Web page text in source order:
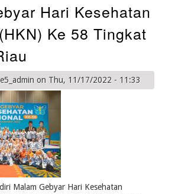
Hari Kesehatan
Ke 58 Tingkat
on Thu, 11/17/2022 - 11:33
Malam Gebyar Hari Kesehatan